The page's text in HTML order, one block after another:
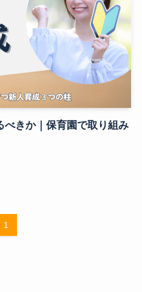
べきか｜保育園で取り組み
1